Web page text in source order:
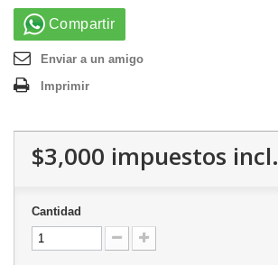
Compartir
Enviar a un amigo
Imprimir
$3,000 impuestos incl.
Cantidad